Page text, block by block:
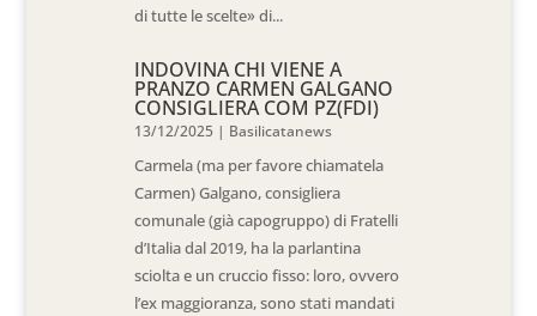
di tutte le scelte» di...
INDOVINA CHI VIENE A
PRANZO CARMEN GALGANO
CONSIGLIERA COM PZ(FDI)
13/12/2025 | Basilicatanews
Carmela (ma per favore chiamatela
Carmen) Galgano, consigliera
comunale (già capogruppo) di Fratelli
d’Italia dal 2019, ha la parlantina
sciolta e un cruccio fisso: loro, ovvero
l’ex maggioranza, sono stati mandati